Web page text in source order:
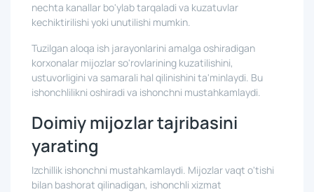
nechta kanallar bo'ylab tarqaladi va kuzatuvlar
kechiktirilishi yoki unutilishi mumkin.
Tuzilgan aloqa ish jarayonlarini amalga oshiradigan
korxonalar mijozlar so'rovlarining kuzatilishini,
ustuvorligini va samarali hal qilinishini ta'minlaydi. Bu
ishonchlilikni oshiradi va ishonchni mustahkamlaydi.
Doimiy mijozlar tajribasini
yarating
Izchillik ishonchni mustahkamlaydi. Mijozlar vaqt o'tishi
bilan bashorat qilinadigan, ishonchli xizmat